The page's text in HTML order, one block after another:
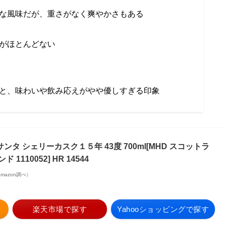
風味だが、重さがなく爽やかさもある
ほとんどない
、味わいや飲み応えがやや優しすぎる印象
ンタ シェリーカスク１５年 43度 700ml[MHD スコットラ
ド 1110052] HR 14544
調べ）
楽天市場で探す Yahooショッピングで探す